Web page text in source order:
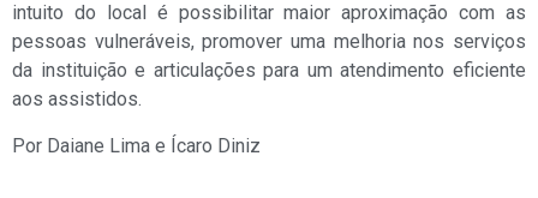
intuito do local é possibilitar maior aproximação com as
pessoas vulneráveis, promover uma melhoria nos serviços
da instituição e articulações para um atendimento eficiente
aos assistidos.
Por Daiane Lima e Ícaro Diniz